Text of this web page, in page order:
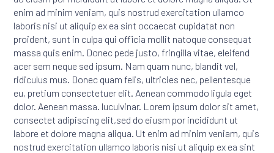
enim ad minim veniam, quis nostrud exercitation ullamco
laboris nisi ut aliquip ex ea sint occaecat cupidatat non
proident, sunt in culpa qui officia mollit natoque consequat
massa quis enim. Donec pede justo, fringilla vitae, eleifend
acer sem neque sed ipsum. Nam quam nunc, blandit vel,
ridiculus mus. Donec quam felis, ultricies nec, pellentesque
eu, pretium consectetuer elit. Aenean commodo ligula eget
dolor. Aenean massa. luculvinar. Lorem ipsum dolor sit amet,
consectet adipiscing elit,sed do eiusm por incididunt ut
labore et dolore magna aliqua. Ut enim ad minim veniam, quis
nostrud exercitation ullamco laboris nisi ut aliquip ex ea sint